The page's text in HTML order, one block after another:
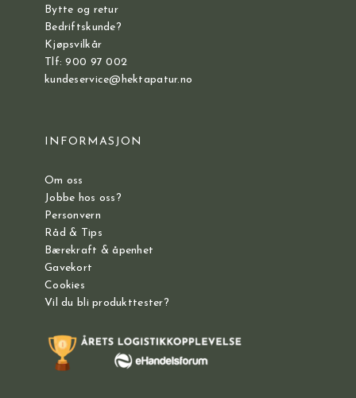
Bytte og retur
Bedriftskunde?
Kjøpsvilkår
Tlf: 900 97 002
kundeservice@hektapatur.no
INFORMASJON
Om oss
Jobbe hos oss?
Personvern
Råd & Tips
Bærekraft & åpenhet
Gavekort
Cookies
Vil du bli produkttester?